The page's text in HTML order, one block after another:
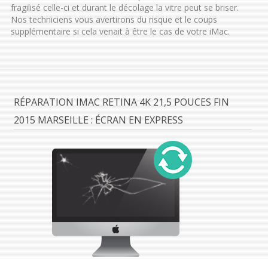
fragilisé celle-ci et durant le décolage la vitre peut se briser.
Nos techniciens vous avertirons du risque et le coups
supplémentaire si cela venait à être le cas de votre iMac.
RÉPARATION IMAC RETINA 4K 21,5 POUCES FIN
2015 MARSEILLE : ÉCRAN EN EXPRESS